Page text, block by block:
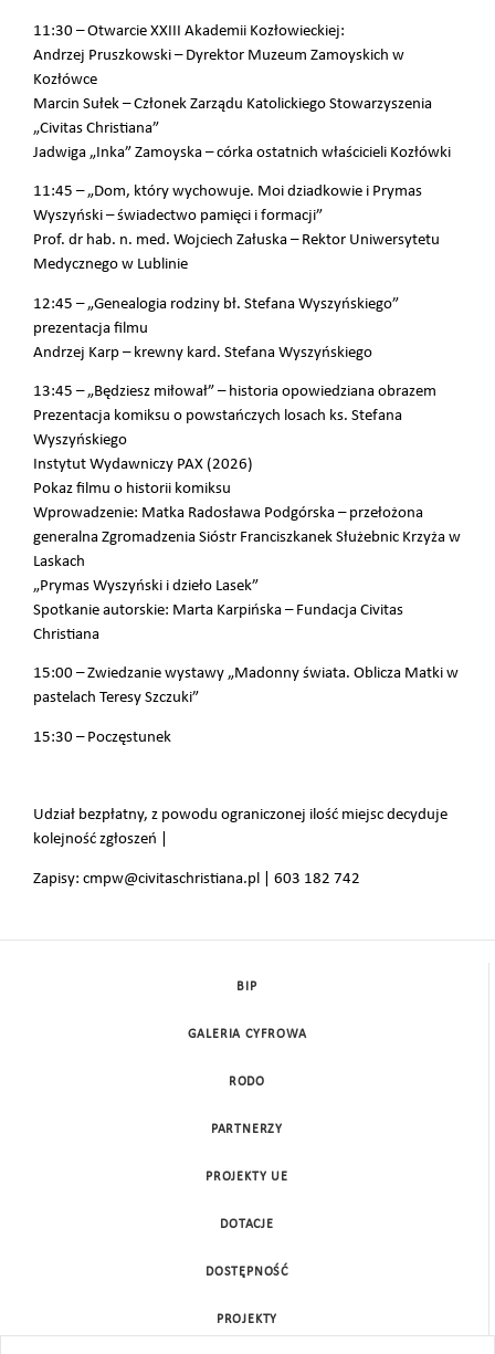
11:30 – Otwarcie XXIII Akademii Kozłowieckiej:
Andrzej Pruszkowski – Dyrektor Muzeum Zamoyskich w
Kozłówce
Marcin Sułek – Członek Zarządu Katolickiego Stowarzyszenia
„Civitas Christiana”
Jadwiga „Inka” Zamoyska – córka ostatnich właścicieli Kozłówki
11:45 – „Dom, który wychowuje. Moi dziadkowie i Prymas
Wyszyński – świadectwo pamięci i formacji”
Prof. dr hab. n. med. Wojciech Załuska – Rektor Uniwersytetu
Medycznego w Lublinie
12:45 – „Genealogia rodziny bł. Stefana Wyszyńskiego”
prezentacja filmu
Andrzej Karp – krewny kard. Stefana Wyszyńskiego
13:45 – „Będziesz miłował” – historia opowiedziana obrazem
Prezentacja komiksu o powstańczych losach ks. Stefana
Wyszyńskiego
Instytut Wydawniczy PAX (2026)
Pokaz filmu o historii komiksu
Wprowadzenie: Matka Radosława Podgórska – przełożona
generalna Zgromadzenia Sióstr Franciszkanek Służebnic Krzyża w
Laskach
„Prymas Wyszyński i dzieło Lasek”
Spotkanie autorskie: Marta Karpińska – Fundacja Civitas
Christiana
15:00 – Zwiedzanie wystawy „Madonny świata. Oblicza Matki w
pastelach Teresy Szczuki”
15:30 – Poczęstunek
Udział bezpłatny, z powodu ograniczonej ilość miejsc decyduje
kolejność zgłoszeń |
Zapisy: cmpw@civitaschristiana.pl | 603 182 742
BIP
GALERIA CYFROWA
RODO
PARTNERZY
PROJEKTY UE
DOTACJE
DOSTĘPNOŚĆ
PROJEKTY